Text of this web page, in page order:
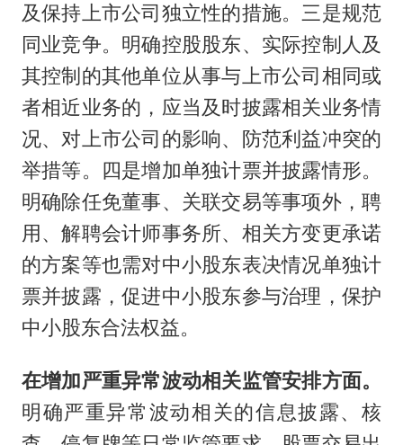
及保持上市公司独立性的措施。三是规范
同业竞争。明确控股股东、实际控制人及
其控制的其他单位从事与上市公司相同或
者相近业务的，应当及时披露相关业务情
况、对上市公司的影响、防范利益冲突的
举措等。四是增加单独计票并披露情形。
明确除任免董事、关联交易等事项外，聘
用、解聘会计师事务所、相关方变更承诺
的方案等也需对中小股东表决情况单独计
票并披露，促进中小股东参与治理，保护
中小股东合法权益。
在增加严重异常波动相关监管安排方面。
明确严重异常波动相关的信息披露、核